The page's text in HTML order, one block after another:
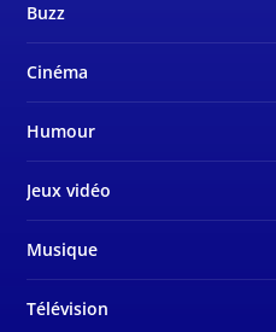
Buzz
Cinéma
Humour
Jeux vidéo
Musique
Télévision